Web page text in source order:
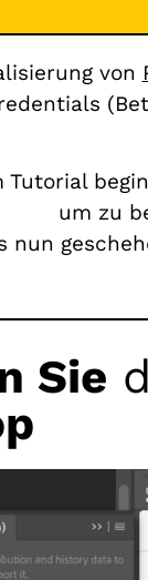
von
Tutorial
um zu
nun
Sie